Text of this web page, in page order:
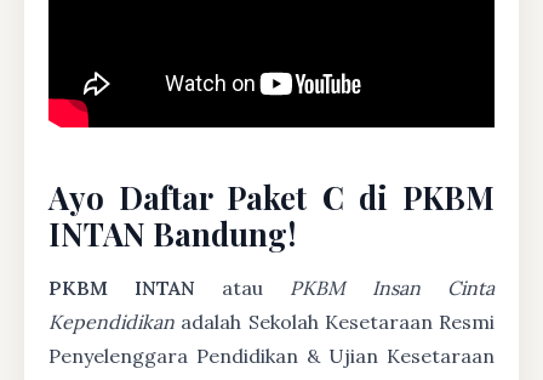
Ayo Daftar Paket C di PKBM
INTAN Bandung!
PKBM INTAN atau PKBM Insan Cinta
Kependidikan adalah Sekolah Kesetaraan Resmi
Penyelenggara Pendidikan & Ujian Kesetaraan